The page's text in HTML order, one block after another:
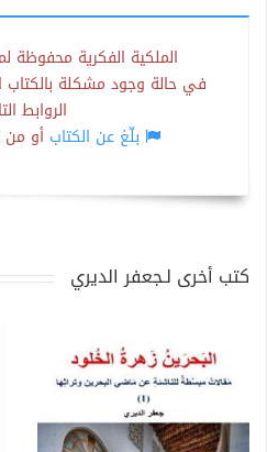
الملكية الفكرية محفوظة
في حالة وجود مشكلة بالكتاب
الروابط
بلّغ عن الكتاب أو من
كتب أخرى لـجعفر الديري